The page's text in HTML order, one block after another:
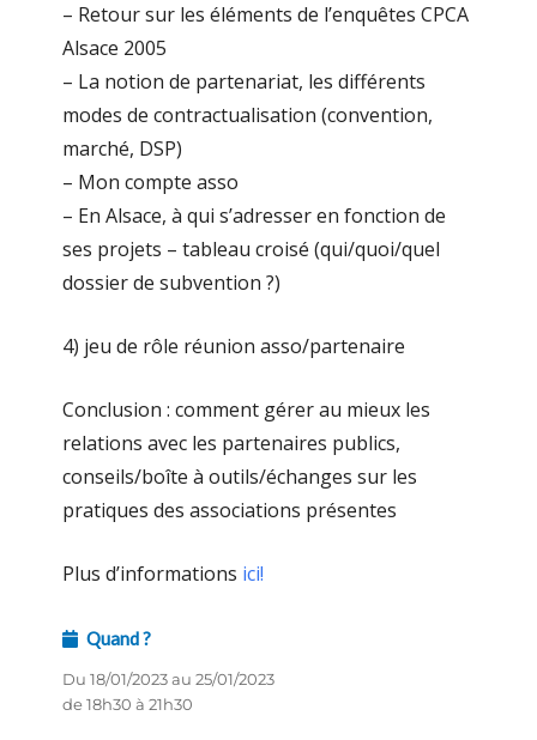
– Retour sur les éléments de l’enquêtes CPCA
Alsace 2005
– La notion de partenariat, les différents
modes de contractualisation (convention,
marché, DSP)
– Mon compte asso
– En Alsace, à qui s’adresser en fonction de
ses projets – tableau croisé (qui/quoi/quel
dossier de subvention ?)
4) jeu de rôle réunion asso/partenaire
Conclusion : comment gérer au mieux les
relations avec les partenaires publics,
conseils/boîte à outils/échanges sur les
pratiques des associations présentes
Plus d’informations ici!
Quand ?
Du 18/01/2023 au 25/01/2023
de 18h30 à 21h30